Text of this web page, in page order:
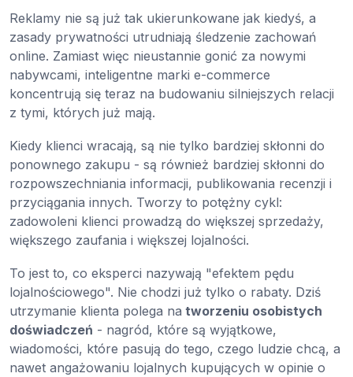
Reklamy nie są już tak ukierunkowane jak kiedyś, a
zasady prywatności utrudniają śledzenie zachowań
online. Zamiast więc nieustannie gonić za nowymi
nabywcami, inteligentne marki e-commerce
koncentrują się teraz na budowaniu silniejszych relacji
z tymi, których już mają.
Kiedy klienci wracają, są nie tylko bardziej skłonni do
ponownego zakupu - są również bardziej skłonni do
rozpowszechniania informacji, publikowania recenzji i
przyciągania innych. Tworzy to potężny cykl:
zadowoleni klienci prowadzą do większej sprzedaży,
większego zaufania i większej lojalności.
To jest to, co eksperci nazywają "efektem pędu
lojalnościowego". Nie chodzi już tylko o rabaty. Dziś
utrzymanie klienta polega na tworzeniu osobistych
doświadczeń - nagród, które są wyjątkowe,
wiadomości, które pasują do tego, czego ludzie chcą, a
nawet angażowaniu lojalnych kupujących w opinie o